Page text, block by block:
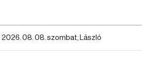
2026. 08. 08. szombat, László